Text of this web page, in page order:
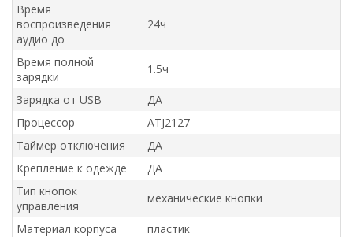
Время
воспроизведения
аудио до
24ч
Время полной
зарядки
1.5ч
Зарядка от USB
ДА
Процессор
ATJ2127
Таймер отключения
ДА
Крепление к одежде
ДА
Тип кнопок
управления
механические кнопки
Материал корпуса
пластик